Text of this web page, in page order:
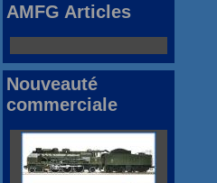
AMFG Articles
Nouveauté
commerciale